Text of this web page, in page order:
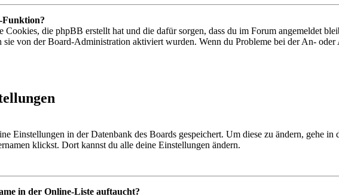
Funktion?
Cookies, die phpBB erstellt hat und die dafür sorgen, dass du im Forum angemeldet
sie von der Board-Administration aktiviert wurden. Wenn du Probleme bei der An-
Einstellungen in der Datenbank des Boards gespeichert. Um diese zu ändern, gehe
klickst. Dort kannst du alle deine Einstellungen ändern.
in der Online-Liste auftaucht?